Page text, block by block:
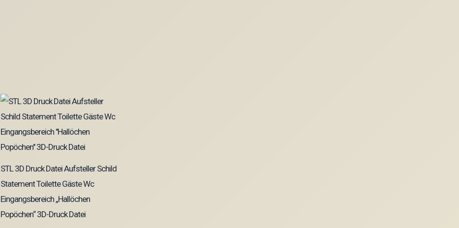
STL 3D Druck Datei Aufsteller Schild
Statement Toilette Gäste Wc
Eingangsbereich „Hallöchen
Popöchen“ 3D-Druck Datei